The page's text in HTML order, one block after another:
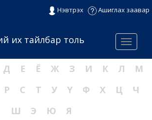
Нэвтрэх Ашиглах заавар
Menu
их тайлбар толь
Д Е Ё Ж З И К Л
М
Р С Т У Ү Ф Х Ц
Ч
Ш
Э Ю Я